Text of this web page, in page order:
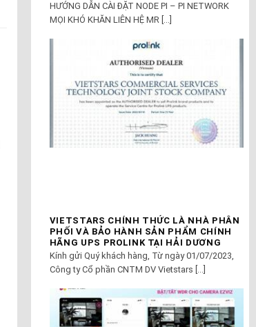
Camera HD-TVI
hình trụ DS-
2CE16C0T-IRP 1
MP.
Liên hệ
Camera HD-TVI
bán cầu DS-
2CE56C0T-IR 1 MP.
Liên hệ
HƯỚNG DẪN CÀI ĐẶT NODE PI – PI NETWORK
MỌI KHÓ KHĂN LIÊN HỆ MR [...]
VIETSTARS CHÍNH THỨC LÀ NHÀ PHÂN
PHỐI VÀ BẢO HÀNH SẢN PHẨM CHÍNH
HÃNG UPS PROLINK TẠI HẢI DƯƠNG
Kính gửi Quý khách hàng, Từ ngày 01/07/2023,
Công ty Cổ phần CNTM DV Vietstars [...]